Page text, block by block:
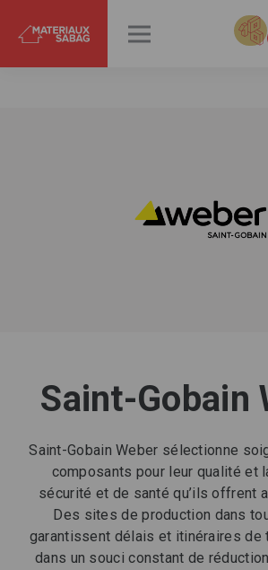
INSPIRATIONS RENDEZ-
Saint-Gobain
Saint-Gobain Weber sélectionne
composants pour leur qualité et
sécurité et de santé qu’ils offrent
Des sites de production dans
garantissent délais et itinéraires de
dans un souci constant de